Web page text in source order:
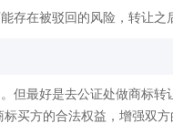
存在被驳回的风险，转让之
但最好是去公证处做商标
买方的合法权益，增强双方